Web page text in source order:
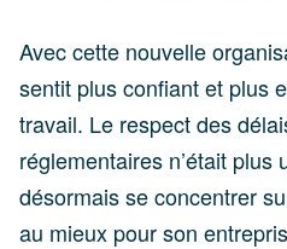
Avec cette nouvelle
sentit plus confiant et plus
travail. Le respect des
réglementaires n’était
désormais se concentrer
au mieux pour son